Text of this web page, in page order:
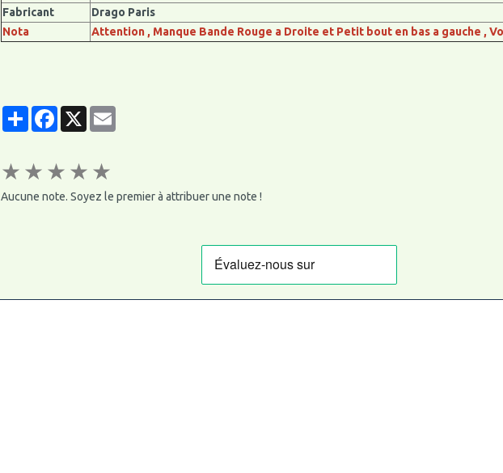
Fabricant
Drago Paris
Nota
Attention , Manque Bande Rouge a Droite et Petit bout en bas a gauche ,
PartagerFacebook
X Email
★ ★ ★ ★ ★
Aucune note. Soyez le premier à attribuer une note !